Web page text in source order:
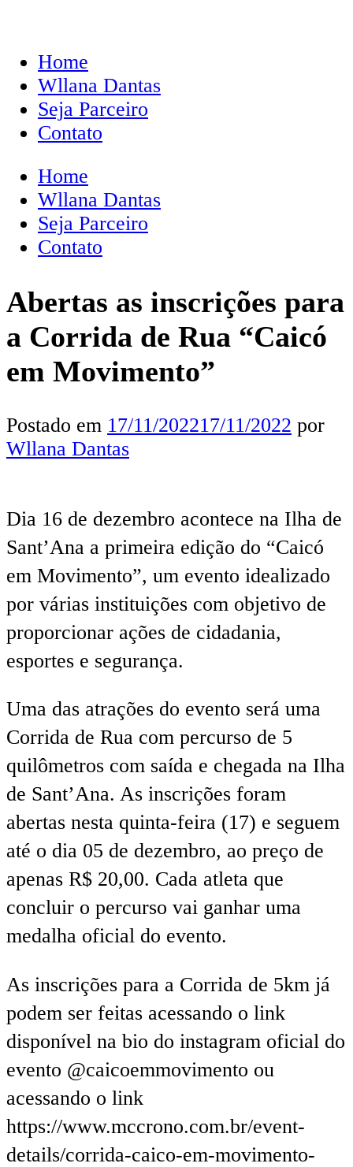
Home
Wllana Dantas
Seja Parceiro
Contato
Home
Wllana Dantas
Seja Parceiro
Contato
Abertas as inscrições para
a Corrida de Rua “Caicó
em Movimento”
Postado em 17/11/202217/11/2022 por
Wllana Dantas
Dia 16 de dezembro acontece na Ilha de
Sant’Ana a primeira edição do “Caicó
em Movimento”, um evento idealizado
por várias instituições com objetivo de
proporcionar ações de cidadania,
esportes e segurança.
Uma das atrações do evento será uma
Corrida de Rua com percurso de 5
quilômetros com saída e chegada na Ilha
de Sant’Ana. As inscrições foram
abertas nesta quinta-feira (17) e seguem
até o dia 05 de dezembro, ao preço de
apenas R$ 20,00. Cada atleta que
concluir o percurso vai ganhar uma
medalha oficial do evento.
As inscrições para a Corrida de 5km já
podem ser feitas acessando o link
disponível na bio do instagram oficial do
evento @caicoemmovimento ou
acessando o link
https://www.mccrono.com.br/event-
details/corrida-caico-em-movimento-